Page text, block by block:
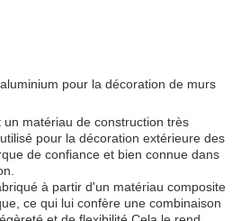
pour la décoration de murs
un matériau de construction très
pour la décoration extérieure des
de confiance et bien connue dans
à partir d'un matériau composite
ce qui lui confère une combinaison